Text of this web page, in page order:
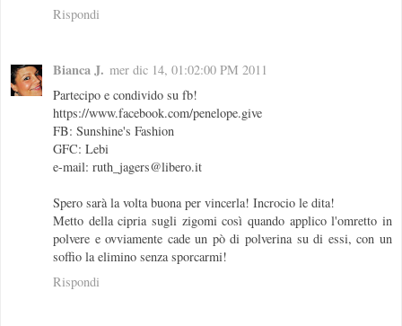
Rispondi
Bianca J. mer dic 14, 01:02:00 PM 2011
Partecipo e condivido su fb!
https://www.facebook.com/penelope.give
FB: Sunshine's Fashion
GFC: Lebi
e-mail: ruth_jagers@libero.it
Spero sarà la volta buona per vincerla! Incrocio le dita!
Metto della cipria sugli zigomi così quando applico l'omretto in
polvere e ovviamente cade un pò di polverina su di essi, con un
soffio la elimino senza sporcarmi!
Rispondi